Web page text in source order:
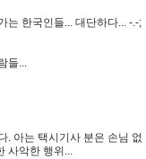
는 한국인들... 대 단하다... -.-;
들...
. 아는 택시 기 사 분은 손님 없
사악한 행위 ...